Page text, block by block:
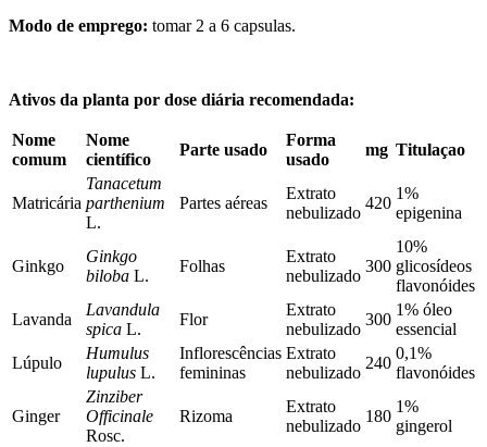
Modo de emprego: tomar 2 a 6 capsulas.
Ativos da planta por dose diária recomendada:
Nome
comum
Nome
científico
Parte usado
Forma
usado
mg Titulaçao
Matricária
Tanacetum
parthenium
L.
Partes aéreas
Extrato
nebulizado
420
1%
epigenina
Ginkgo
Ginkgo
biloba L.
Folhas
Extrato
nebulizado
300
10%
glicosídeos
flavonóides
Lavanda
Lavandula
spica L.
Flor
Extrato
nebulizado
300
1% óleo
essencial
Lúpulo
Humulus
lupulus L.
Inflorescências
femininas
Extrato
nebulizado
240
0,1%
flavonóides
Ginger
Zinziber
Officinale
Rosc.
Rizoma
Extrato
nebulizado
180
1%
gingerol